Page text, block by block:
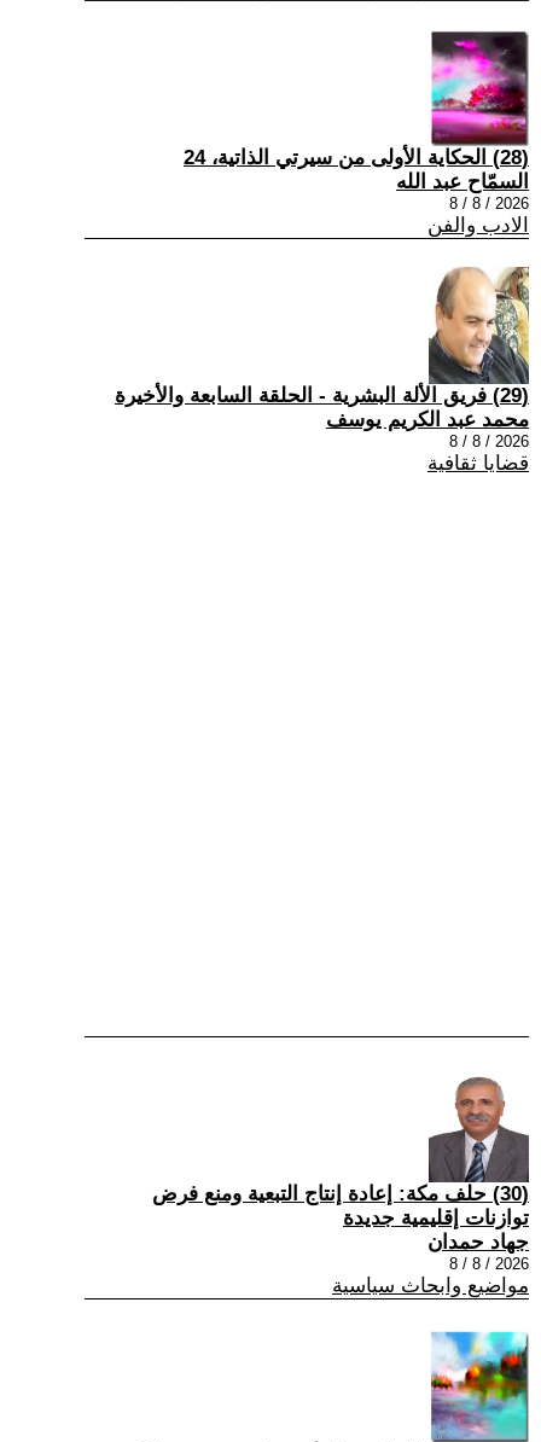
(28) الحكاية الأولى من سيرتي الذاتية، 24
السمّاح عبد الله
2026 / 8 / 8
الادب والفن
(29) فريق الألة البشرية - الحلقة السابعة والأخيرة
محمد عبد الكريم يوسف
2026 / 8 / 8
قضايا ثقافية
(30) حلف مكة: إعادة إنتاج التبعية ومنع فرض
توازنات إقليمية جديدة
جهاد حمدان
2026 / 8 / 8
مواضيع وابحاث سياسية